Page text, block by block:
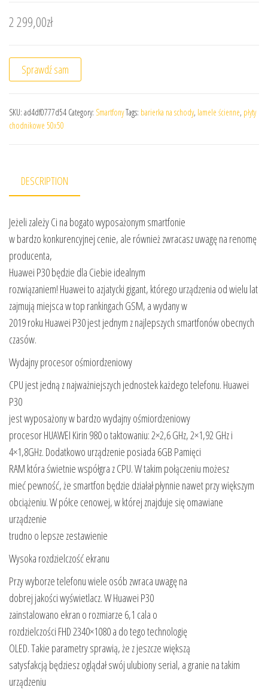
2 299,00zł
Sprawdź sam
SKU: ad4df0777d54 Category: SmartfonyTags: barierka na schody, lamele ścienne, płyty
chodnikowe 50x50
DESCRIPTION
Jeżeli zależy Ci na bogato wyposażonym smartfonie
w bardzo konkurencyjnej cenie, ale również zwracasz uwagę na renomę
producenta,
Huawei P30 będzie dla Ciebie idealnym
rozwiązaniem! Huawei to azjatycki gigant, którego urządzenia od wielu lat
zajmują miejsca w top rankingach GSM, a wydany w
2019 roku Huawei P30 jest jednym z najlepszych smartfonów obecnych
czasów.
Wydajny procesor ośmiordzeniowy
CPU jest jedną z najważniejszych jednostek każdego telefonu. Huawei
P30
jest wyposażony w bardzo wydajny ośmiordzeniowy
procesor HUAWEI Kirin 980 o taktowaniu: 2×2,6 GHz, 2×1,92 GHz i
4×1,8GHz. Dodatkowo urządzenie posiada 6GB Pamięci
RAM która świetnie współgra z CPU. W takim połączeniu możesz
mieć pewność, że smartfon będzie działał płynnie nawet przy większym
obciążeniu. W półce cenowej, w której znajduje się omawiane
urządzenie
trudno o lepsze zestawienie
Wysoka rozdzielczość ekranu
Przy wyborze telefonu wiele osób zwraca uwagę na
dobrej jakości wyświetlacz. W Huawei P30
zainstalowano ekran o rozmiarze 6,1 cala o
rozdzielczości FHD 2340×1080 a do tego technologię
OLED. Takie parametry sprawią, że z jeszcze większą
satysfakcją będziesz oglądał swój ulubiony serial, a granie na takim
urządzeniu